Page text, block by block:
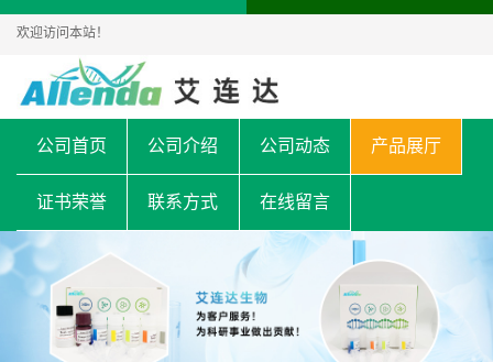
欢迎访问本站！
公司首页 公司介绍 公司动态 产品展厅
证书荣誉 联系方式 在线留言